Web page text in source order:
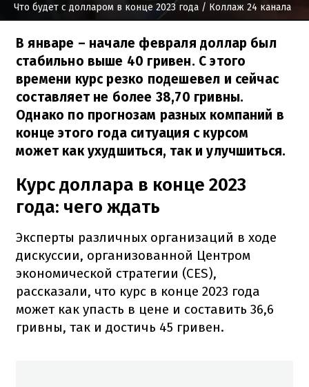
Что будет с долларом в конце 2023 года / Коллаж 24 канала
В январе – начале февраля доллар был
стабильно выше 40 гривен. С этого
времени курс резко подешевел и сейчас
составляет не более 38,70 гривны.
Однако по прогнозам разных компаний в
конце этого года ситуация с курсом
может как ухудшиться, так и улучшиться.
Курс доллара в конце 2023
года: чего ждать
Эксперты различных организаций в ходе
дискуссии, организованной Центром
экономической стратегии (CES),
рассказали, что курс в конце 2023 года
может как упасть в цене и составить 36,6
гривны, так и достичь 45 гривен.